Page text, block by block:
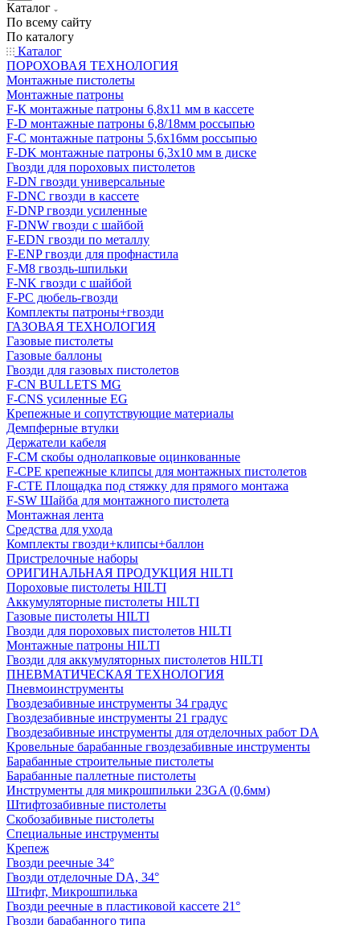
Каталог
По всему сайту
По каталогу
Каталог
ПОРОХОВАЯ ТЕХНОЛОГИЯ
Монтажные пистолеты
Монтажные патроны
F-К монтажные патроны 6,8х11 мм в кассете
F-D монтажные патроны 6,8/18мм россыпью
F-C монтажные патроны 5,6х16мм россыпью
F-DK монтажные патроны 6,3х10 мм в диске
Гвозди для пороховых пистолетов
F-DN гвозди универсальные
F-DNC гвозди в кассете
F-DNP гвозди усиленные
F-DNW гвозди с шайбой
F-EDN гвозди по металлу
F-ENP гвозди для профнастила
F-M8 гвоздь-шпильки
F-NK гвозди с шайбой
F-PC дюбель-гвозди
Комплекты патроны+гвозди
ГАЗОВАЯ ТЕХНОЛОГИЯ
Газовые пистолеты
Газовые баллоны
Гвозди для газовых пистолетов
F-CN BULLETS MG
F-CNS усиленные EG
Крепежные и сопутствующие материалы
Демпферные втулки
Держатели кабеля
F-CM скобы однолапковые оцинкованные
F-CPE крепежные клипсы для монтажных пистолетов
F-CTE Площадка под стяжку для прямого монтажа
F-SW Шайба для монтажного пистолета
Монтажная лента
Средства для ухода
Комплекты гвозди+клипсы+баллон
Пристрелочные наборы
ОРИГИНАЛЬНАЯ ПРОДУКЦИЯ HILTI
Пороховые пистолеты HILTI
Аккумуляторные пистолеты HILTI
Газовые пистолеты HILTI
Гвозди для пороховых пистолетов HILTI
Монтажные патроны HILTI
Гвозди для аккумуляторных пистолетов HILTI
ПНЕВМАТИЧЕСКАЯ ТЕХНОЛОГИЯ
Пневмоинструменты
Гвоздезабивные инструменты 34 градус
Гвоздезабивные инструменты 21 градус
Гвоздезабивные инструменты для отделочных работ DA
Кровельные барабанные гвоздезабивные инструменты
Барабанные строительные пистолеты
Барабанные паллетные пистолеты
Инструменты для микрошпильки 23GA (0,6мм)
Штифтозабивные пистолеты
Скобозабивные пистолеты
Специальные инструменты
Крепеж
Гвозди реечные 34°
Гвозди отделочные DA, 34°
Штифт, Микрошпилька
Гвозди реечные в пластиковой кассете 21°
Гвозди барабанного типа